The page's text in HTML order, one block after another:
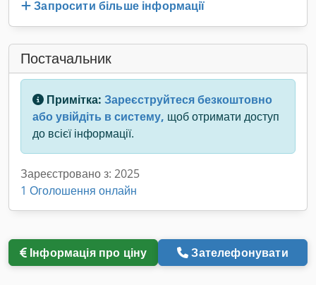
Запросити більше інформації
Постачальник
Примітка: Зареєструйтеся безкоштовно
або увійдіть в систему, щоб отримати доступ
до всієї інформації.
Зареєстровано з: 2025
1 Оголошення онлайн
Інформація про ціну Зателефонувати